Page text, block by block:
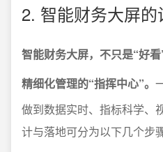
2. 智能财务大屏
智能财务大屏，不只是“好
精细化管理的“指挥中心”。
做到数据实时、指标科学、
计与落地可分为以下几个步骤